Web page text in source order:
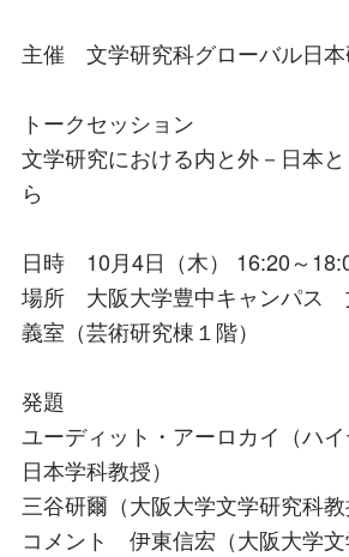
主催 文学研究科グローバル日本
トークセッション
文学研究における内と外－日本
ら
日時 10月4日（木） 16:20～
場所 大阪大学豊中キャンパス
義室（芸術研究棟１階）
発題
ユーディット・アーロカイ（ハ
日本学科教授）
三谷研爾（大阪大学文学研究科教
コメント 伊東信宏（大阪大学文